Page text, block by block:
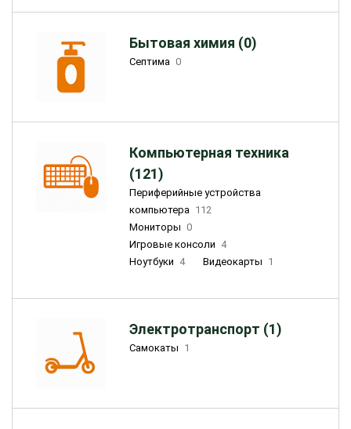
Бытовая химия (0)
Септима 0
Компьютерная техника
(121)
Периферийные устройства
компьютера 112
Мониторы 0
Игровые консоли 4
Ноутбуки 4 Видеокарты 1
Электротранспорт (1)
Самокаты 1